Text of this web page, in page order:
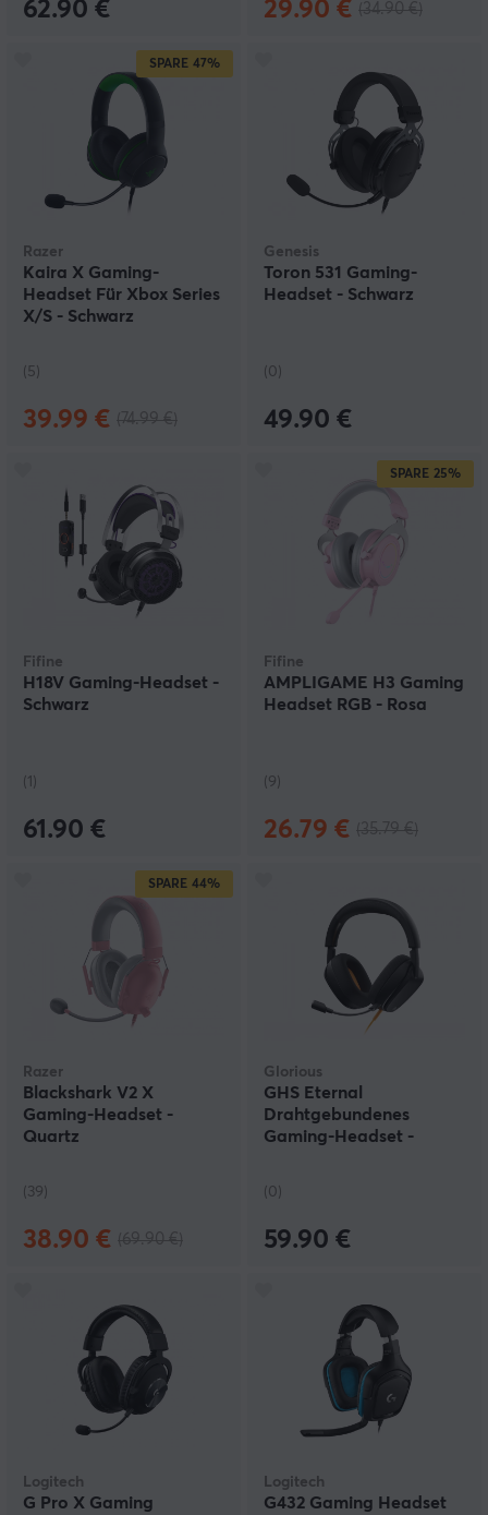
62.90 € 29.90 €
SPARE 47%
Razer
Kaira X Gaming-
Headset Für Xbox Series
X/S - Schwarz
(5)
39.99 €
Genesis
Toron 531 Gaming-
Headset - Schwarz
(0)
49.90 €
Fifine
H18V Gaming-Headset -
Schwarz
(1)
61.90 €
SPARE 25%
Fifine
AMPLIGAME H3 Gaming
Headset RGB - Rosa
(9)
26.79 €
SPARE 44%
Razer
Blackshark V2 X
Gaming-Headset -
Quartz
(39)
38.90 €
Glorious
GHS Eternal
Drahtgebundenes
Gaming-Headset -
(0)
59.90 €
Logitech
G Pro X Gaming
Logitech
G432 Gaming Headset